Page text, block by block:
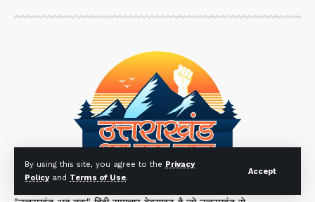
By using this site, you agree to the Privacy
Policyand Terms of Use.
Accept